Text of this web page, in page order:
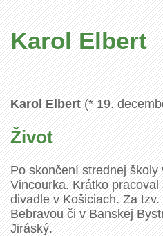
Karol Elbert
Karol Elbert(* 19.
Život
Po skončení strednej
Vincourka. Krátko
divadle v Košiciach. Za
Bebravou či v Banskej
Jiráský.